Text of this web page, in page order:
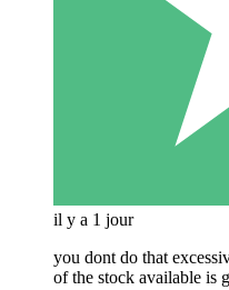
il y a 1 jour
you dont do that
of the stock available is